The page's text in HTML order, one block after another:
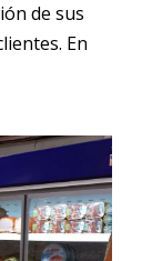
de sus
En